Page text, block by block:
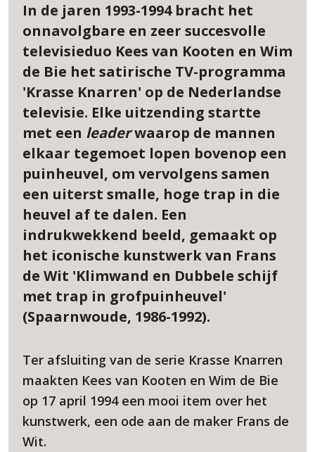
In de jaren 1993-1994 bracht het
onnavolgbare en zeer succesvolle
televisieduo Kees van Kooten en Wim
de Bie het satirische TV-programma
'Krasse Knarren' op de Nederlandse
televisie. Elke uitzending startte
met een leaderwaarop de mannen
elkaar tegemoet lopen bovenop een
puinheuvel, om vervolgens samen
een uiterst smalle, hoge trap in die
heuvel af te dalen. Een
indrukwekkend beeld, gemaakt op
het iconische kunstwerk van Frans
de Wit 'Klimwand en Dubbele schijf
met trap in grofpuinheuvel'
(Spaarnwoude, 1986-1992).
Ter afsluiting van de serie Krasse Knarren
maakten Kees van Kooten en Wim de Bie
op 17 april 1994 een mooi item over het
kunstwerk, een ode aan de maker Frans de
Wit.